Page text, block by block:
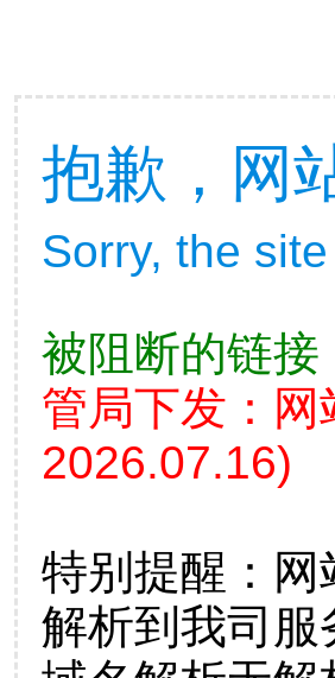
抱歉，网
Sorry, the
被阻断的链接
管局下发：
2026.07.16)
特别提醒：
解析到我司